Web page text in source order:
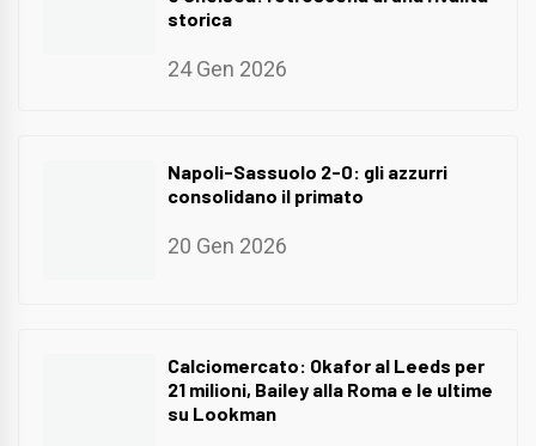
storica
24 Gen 2026
Napoli-Sassuolo 2-0: gli azzurri
consolidano il primato
20 Gen 2026
Calciomercato: Okafor al Leeds per
21 milioni, Bailey alla Roma e le ultime
su Lookman